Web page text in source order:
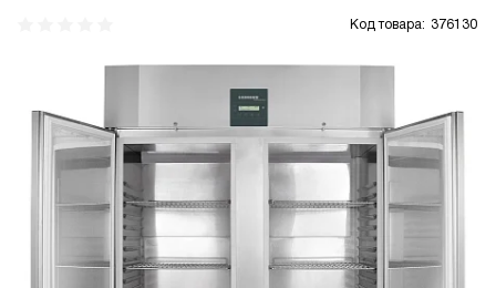
Код товара: 376130